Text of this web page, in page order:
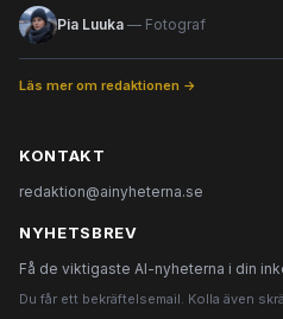
Pia Luuka — Fotograf
Läs mer om redaktionen →
KONTAKT
redaktion@ainyheterna.se
NYHETSBREV
Få de viktigaste AI-nyheterna i din
Du får ett bekräftelsemail. Kolla även